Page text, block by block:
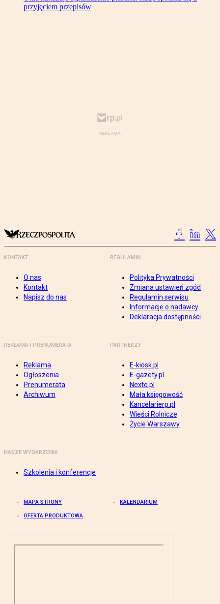
przyjęciem przepisów
KONTAKT
O nas
Kontakt
Napisz do nas
REGULAMIN
Polityka Prywatności
Zmiana ustawień zgód
Regulamin serwisu
Informacje o nadawcy
Deklaracja dostępności
REKLAMA I PRENUMERATA
Reklama
Ogłoszenia
Prenumerata
Archiwum
PARTNERZY
E-kiosk.pl
E-gazety.pl
Nexto.pl
Mała księgowość
Kancelarierp.pl
Wieści Rolnicze
Życie Warszawy
NASZE WYDARZENIA
Szkolenia i konferencje
MAPA STRONY KALENDARIUM
OFERTA PRODUKTOWA